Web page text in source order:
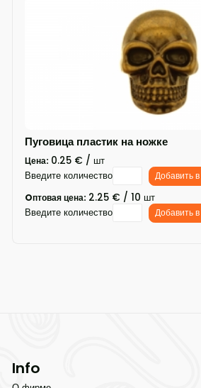
Пуговица пластик на ножке
Цена: 0.25 € / шт
Введите количество
Добавить
Oптовая цена: 2.25 € / 10 шт
Введите количество
Добавить
Info